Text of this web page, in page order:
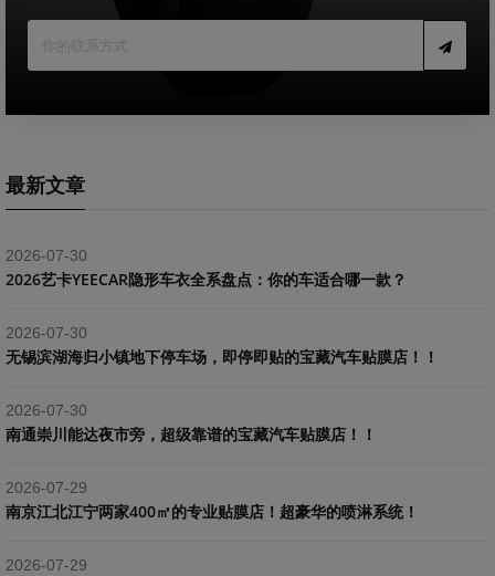
最新文章
2026-07-30
2026艺卡YEECAR隐形车衣全系盘点：你的车适合哪一款？
2026-07-30
​无锡滨湖海归小镇地下停车场，即停即贴的宝藏汽车贴膜店！！
2026-07-30
南通崇川能达夜市旁，超级靠谱的宝藏汽车贴膜店！！
2026-07-29
南京江北江宁两家400㎡的专业贴膜店！超豪华的喷淋系统！
2026-07-29